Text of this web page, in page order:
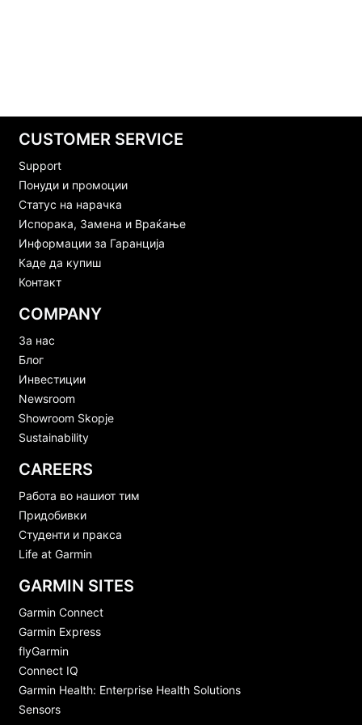
CUSTOMER SERVICE
Support
Понуди и промоции
Статус на нарачка
Испорака, Замена и Враќање
Информации за Гаранција
Каде да купиш
Контакт
COMPANY
За нас
Блог
Инвестиции
Newsroom
Showroom Skopje
Sustainability
CAREERS
Работа во нашиот тим
Придобивки
Студенти и пракса
Life at Garmin
GARMIN SITES
Garmin Connect
Garmin Express
flyGarmin
Connect IQ
Garmin Health: Enterprise Health Solutions
Sensors